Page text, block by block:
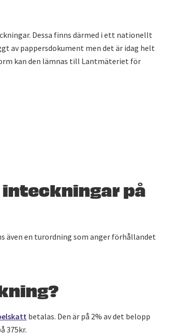
Dessa finns därmed i ett nationellt
av pappersdokument men det är idag helt
kan den lämnas till Lantmäteriet för
på
även en turordning som anger förhållandet
betalas. Den är på 2% av det belopp
375kr.